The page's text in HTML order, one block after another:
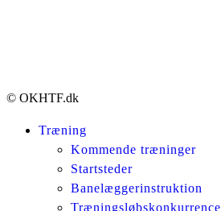
© OKHTF.dk
Træning
Kommende træninger
Startsteder
Banelæggerinstruktion
Træningsløbskonkurrence